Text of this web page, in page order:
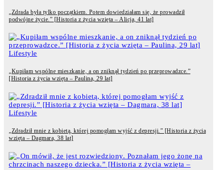
„Zdrada była tylko początkiem. Potem dowiedziałam się, że prowadził
podwójne życie.” [Historia z życia wzięta – Alicja, 41 lat]
Lifestyle
„Kupiłam wspólne mieszkanie, a on zniknął tydzień po przeprowadzce.”
[Historia z życia wzięta – Paulina, 29 lat]
Lifestyle
„Zdradził mnie z kobietą, której pomogłam wyjść z depresji.” [Historia z życia
wzięta – Dagmara, 38 lat]